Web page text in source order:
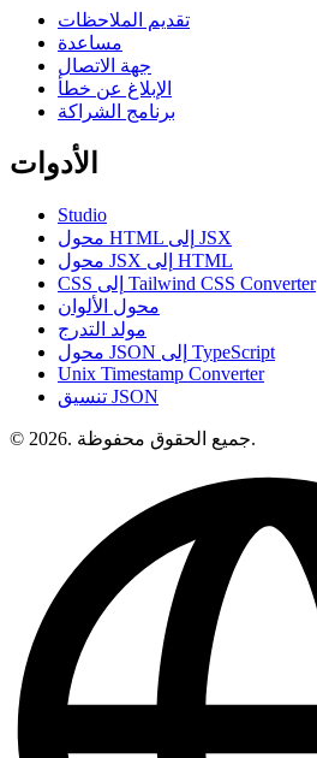
تقديم الملاحظات
مساعدة
جهة الاتصال
الإبلاغ عن خطأ
برنامج الشراكة
الأدوات
Studio
محول HTML إلى JSX
محول JSX إلى HTML
CSS إلى Tailwind CSS Converter
محول الألوان
مولد التدرج
محول JSON إلى TypeScript
Unix Timestamp Converter
تنسيق JSON
© 2026. جميع الحقوق محفوظة.